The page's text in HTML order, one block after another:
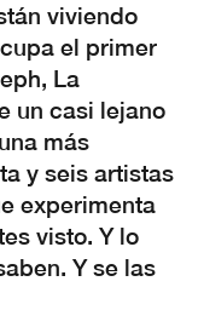
viviendo
el primer
La
un casi lejano
más
y seis artistas
experimenta
visto. Y lo
Y se las